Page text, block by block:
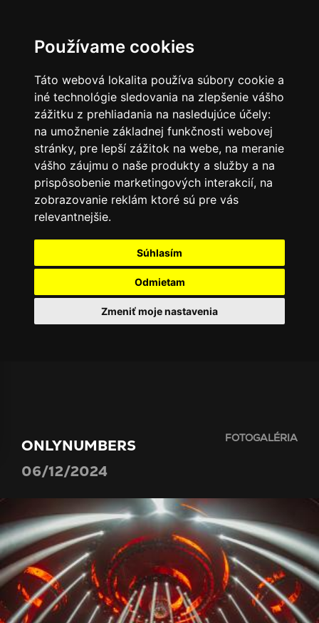
Používame cookies
Táto webová lokalita používa súbory cookie a
iné technológie sledovania na zlepšenie vášho
zážitku z prehliadania na nasledujúce účely:
na umožnenie základnej funkčnosti webovej
stránky, pre lepší zážitok na webe, na meranie
vášho záujmu o naše produkty a služby a na
prispôsobenie marketingových interakcií, na
zobrazovanie reklám ktoré sú pre vás
relevantnejšie.
Súhlasím
Odmietam
Zmeniť moje nastavenia
ONLYNUMBERS
06/12/2024
FOTOGALÉRIA